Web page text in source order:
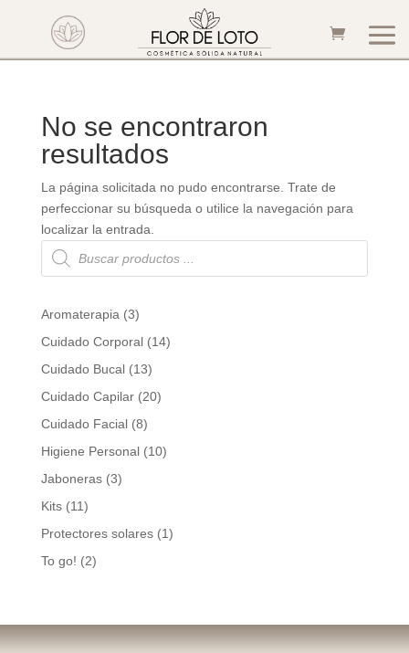
No se encontraron
resultados
La página solicitada no pudo encontrarse. Trate de
perfeccionar su búsqueda o utilice la navegación para
localizar la entrada.
Búsqueda
de
productos
Aromaterapia 33
products
Cuidado Corporal 1414
Cuidado Bucal 1313
products
Cuidado Capilar 2020
Cuidado Facial 88
products
Higiene Personal 1010
Jaboneras 33
Kits 1111
products
Protectores solares 11
To go! 22